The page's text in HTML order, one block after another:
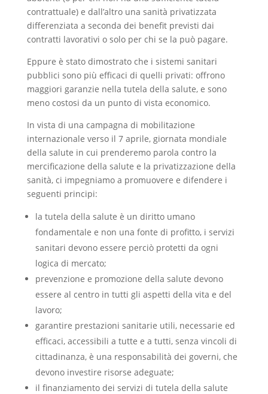
contrattuale) e dall’altro una sanità privatizzata
differenziata a seconda dei benefit previsti dai
contratti lavorativi o solo per chi se la può pagare.
Eppure è stato dimostrato che i sistemi sanitari
pubblici sono più efficaci di quelli privati: offrono
maggiori garanzie nella tutela della salute, e sono
meno costosi da un punto di vista economico.
In vista di una campagna di mobilitazione
internazionale verso il 7 aprile, giornata mondiale
della salute in cui prenderemo parola contro la
mercificazione della salute e la privatizzazione della
sanità, ci impegniamo a promuovere e difendere i
seguenti principi:
la tutela della salute è un diritto umano
fondamentale e non una fonte di profitto, i servizi
sanitari devono essere perciò protetti da ogni
logica di mercato;
prevenzione e promozione della salute devono
essere al centro in tutti gli aspetti della vita e del
lavoro;
garantire prestazioni sanitarie utili, necessarie ed
efficaci, accessibili a tutte e a tutti, senza vincoli di
cittadinanza, è una responsabilità dei governi, che
devono investire risorse adeguate;
il finanziamento dei servizi di tutela della salute